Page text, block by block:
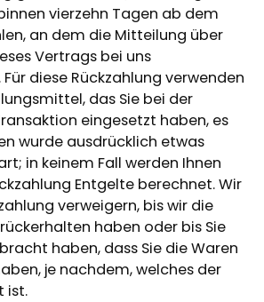
vierzehn Tagen ab dem
an dem die Mitteilung über
Vertrags bei uns
diese Rückzahlung verwenden
das Sie bei der
eingesetzt haben, es
wurde ausdrücklich etwas
in keinem Fall werden Ihnen
Entgelte berechnet. Wir
verweigern, bis wir die
haben oder bis Sie
haben, dass Sie die Waren
je nachdem, welches der
ist.